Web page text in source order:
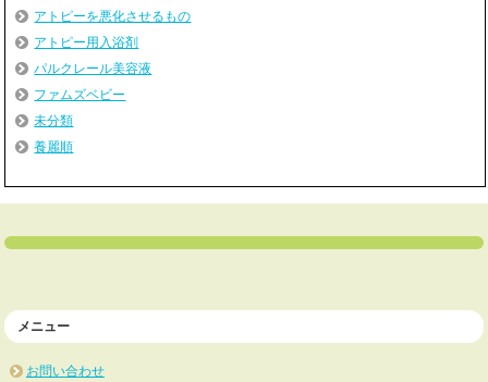
アトピーを悪化させるもの
アトピー用入浴剤
パルクレール美容液
ファムズベビー
未分類
養麗順
メニュー
お問い合わせ